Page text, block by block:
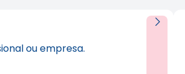
ou empresa.